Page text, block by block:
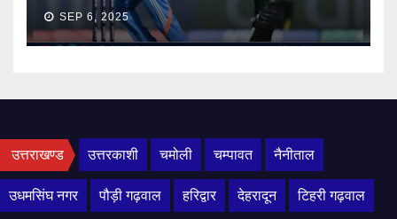
SEP 6, 2025
उत्तराखण्ड उत्तरकाशी चमोली चम्पावत नैनीताल
उधमसिंघ नगर पौड़ी गढ़वाल हरिद्वार देहरादून टिहरी गढ़वाल